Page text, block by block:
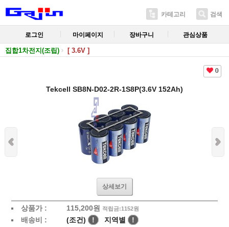
카테고리 검색
로그인 마이페이지 장바구니 관심상품
집합1차전지(조립) [ 3.6V ]
0
Tekcell SB8N-D02-2R-1S8P(3.6V 152Ah)
상세보기
상품가 : 115,200원 적립금:1152원
배송비 : (조건) ! 지역별
!